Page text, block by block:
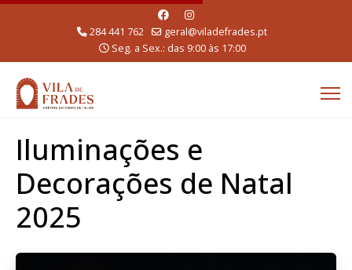
284 441 762
geral@viladefrades.pt
Seg. a Sex.: das 9:00 às 17:00
Iluminações e
Decorações de Natal
2025